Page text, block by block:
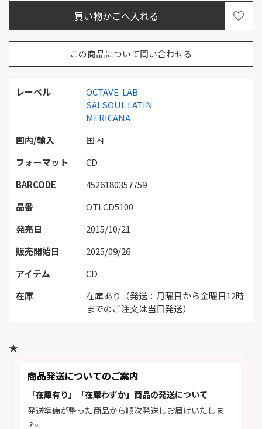
レーベル
OCTAVE-LAB
SALSOUL LATIN
MERICANA
国内/輸入
国内
フォーマット
CD
BARCODE
4526180357759
品番
OTLCD5100
発売日
2015/10/21
販売開始日
2025/09/26
アイテム
CD
在庫
在庫あり（発送：月曜日から金曜日12時
までのご注文は当日発送）
この商品について問い合わせる
★
商品発送についてのご案内
「在庫有り」「在庫わずか」商品の発送について
発送準備が整った商品から順次発送しお届けいたしま
す。